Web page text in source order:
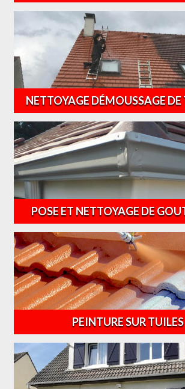
NETTOYAGE DÉMOUSSAGE
POSE ET NETTOYAGE DE
PEINTURE SUR